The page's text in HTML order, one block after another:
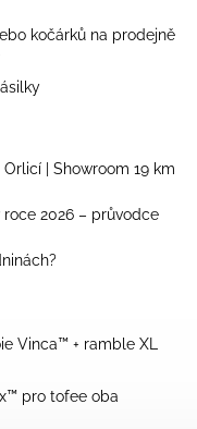
kočárků na prodejně
| Showroom 19 km
2026 – průvodce
Vinca™ + ramble XL
pro tofee oba